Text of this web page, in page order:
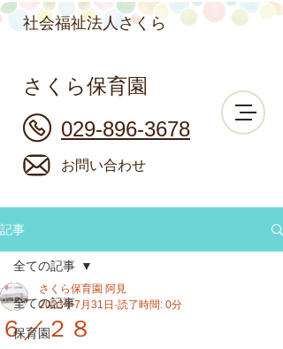
さくら保育園
029-896-3678
お問い合わせ
社会福祉法人さくら
記事
全ての記事
保育園
全ての記事
６／２８
さくら保育園 阿見
2023年7月31日 読了時間: 0分